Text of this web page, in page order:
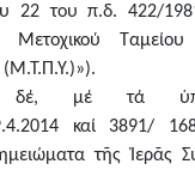
22 του π.δ. 422/
Ταμείου
δέ, μέ τά
καί 3891/
τῆς Ἱερᾶς